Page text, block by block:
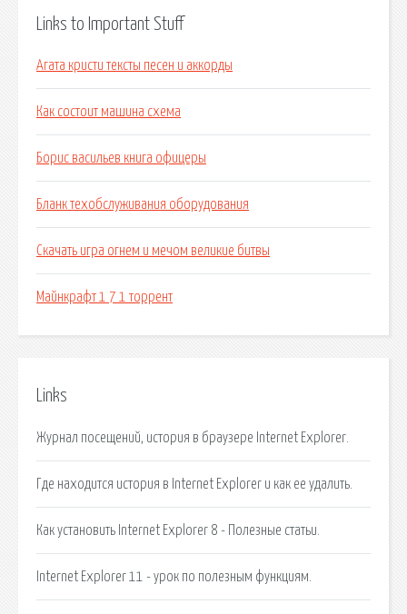
Links to Important Stuff
Агата кристи тексты песен и аккорды
Как состоит машина схема
Борис васильев книга офицеры
Бланк техобслуживания оборудования
Скачать игра огнем и мечом великие битвы
Майнкрафт 1 7 1 торрент
Links
Журнал посещений, история в браузере Internet Explorer.
Где находится история в Internet Explorer и как ее удалить.
Как установить Internet Explorer 8 - Полезные статьи.
Internet Explorer 11 - урок по полезным функциям.